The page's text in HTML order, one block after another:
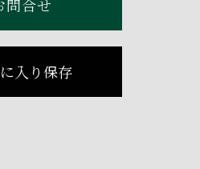
問合せ
入り保存